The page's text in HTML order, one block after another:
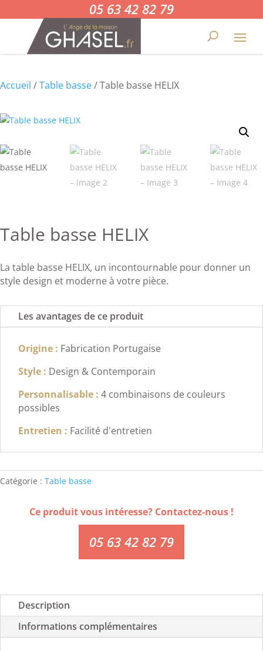
05 63 42 82 79
Accueil /Table basse/ Table basse HELIX
Table basse HELIX
La table basse HELIX, un incontournable pour donner un
style design et moderne à votre pièce.
Les avantages de ce produit
Origine : Fabrication Portugaise
Style : Design & Contemporain
Personnalisable : 4 combinaisons de couleurs
possibles
Entretien : Facilité d'entretien
Catégorie : Table basse
Ce produit vous intéresse? Contactez-nous !
05 63 42 82 79
Description
Informations complémentaires